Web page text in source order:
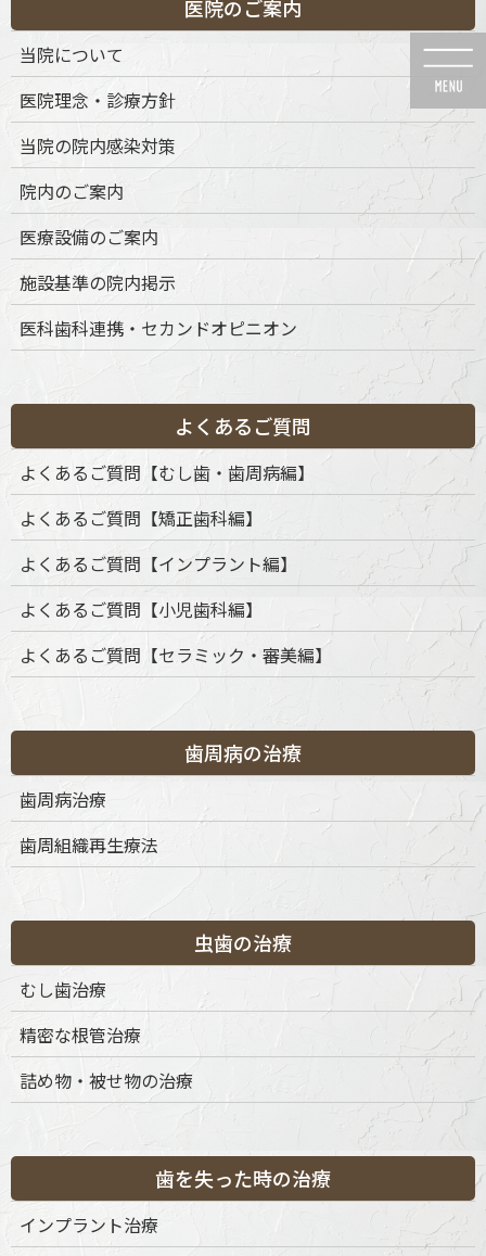
ン
ン
に
動
ビ
ー
ョ
に
動
メディア
HOME メディア OPEN98_アートボード 1
OPEN98_アートボード 1
医院のご案内
当院について
医院理念・診療方針
当院の院内感染対策
院内のご案内
医療設備のご案内
施設基準の院内掲示
医科歯科連携・セカンドオピニオン
よくあるご質問
よくあるご質問【むし歯・歯周病編】
よくあるご質問【矯正歯科編】
よくあるご質問【インプラント編】
よくあるご質問【小児歯科編】
よくあるご質問【セラミック・審美編】
歯周病の治療
歯周病治療
歯周組織再生療法
虫歯の治療
むし歯治療
精密な根管治療
詰め物・被せ物の治療
歯を失った時の治療
インプラント治療